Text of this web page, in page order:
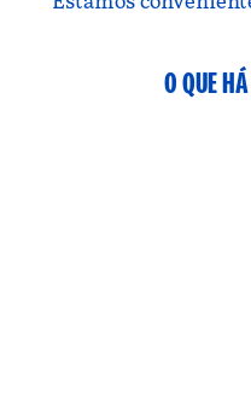
O QUE